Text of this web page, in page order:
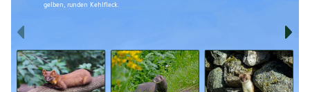
f g
gelben, runden Kehlfleck.